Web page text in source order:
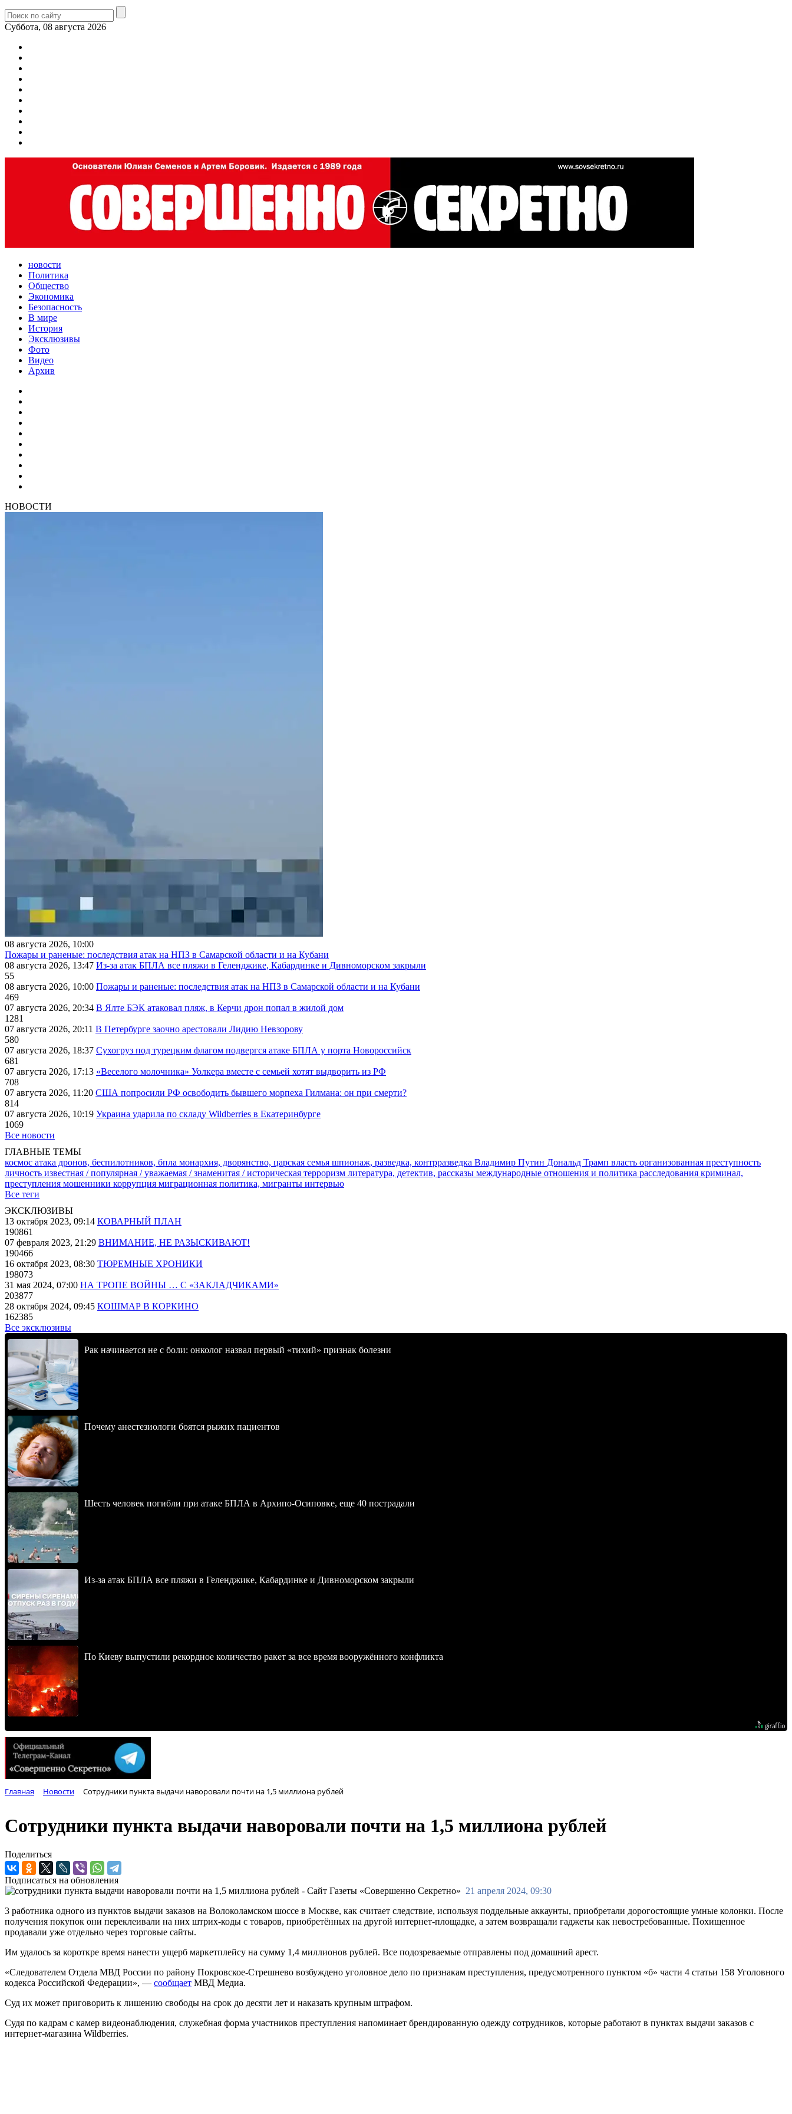
Суббота, 08 августа 2026
новости
Политика
Общество
Экономика
Безопасность
В мире
История
Эксклюзивы
Фото
Видео
Архив
НОВОСТИ
08 августа 2026, 10:00
Пожары и раненые: последствия атак на НПЗ в Самарской области и на Кубани
08 августа 2026, 13:47 Из-за атак БПЛА все пляжи в Геленджике, Кабардинке и Дивноморском закрыли
55
08 августа 2026, 10:00 Пожары и раненые: последствия атак на НПЗ в Самарской области и на Кубани
469
07 августа 2026, 20:34 В Ялте БЭК атаковал пляж, в Керчи дрон попал в жилой дом
1281
07 августа 2026, 20:11 В Петербурге заочно арестовали Лидию Невзорову
580
07 августа 2026, 18:37 Сухогруз под турецким флагом подвергся атаке БПЛА у порта Новороссийск
681
07 августа 2026, 17:13 «Веселого молочника» Уолкера вместе с семьей хотят выдворить из РФ
708
07 августа 2026, 11:20 США попросили РФ освободить бывшего морпеха Гилмана: он при смерти?
814
07 августа 2026, 10:19 Украина ударила по складу Wildberries в Екатеринбурге
1069
Все новости
ГЛАВНЫЕ ТЕМЫ
космос атака дронов, беспилотников, бпла монархия, дворянство, царская семья шпионаж, разведка, контрразведка Владимир Путин Дональд Трамп власть организованная преступность
личность известная / популярная / уважаемая / знаменитая / историческая терроризм литература, детектив, рассказы международные отношения и политика расследования криминал,
преступления мошенники коррупция миграционная политика, мигранты интервью
Все теги
ЭКСКЛЮЗИВЫ
13 октября 2023, 09:14 КОВАРНЫЙ ПЛАН
190861
07 февраля 2023, 21:29 ВНИМАНИЕ, НЕ РАЗЫСКИВАЮТ!
190466
16 октября 2023, 08:30 ТЮРЕМНЫЕ ХРОНИКИ
198073
31 мая 2024, 07:00 НА ТРОПЕ ВОЙНЫ … С «ЗАКЛАДЧИКАМИ»
203877
28 октября 2024, 09:45 КОШМАР В КОРКИНО
162385
Все эксклюзивы
Рак начинается не с боли: онколог назвал первый «тихий» признак болезни
Почему анестезиологи боятся рыжих пациентов
Шесть человек погибли при атаке БПЛА в Архипо-Осиповке, еще 40 пострадали
Из-за атак БПЛА все пляжи в Геленджике, Кабардинке и Дивноморском закрыли
По Киеву выпустили рекордное количество ракет за все время вооружённого конфликта
Главная Новости Сотрудники пункта выдачи наворовали почти на 1,5 миллиона рублей
Сотрудники пункта выдачи наворовали почти на 1,5 миллиона рублей
Поделиться
Подписаться на обновления
21 апреля 2024, 09:30
3 работника одного из пунктов выдачи заказов на Волоколамском шоссе в Москве, как считает следствие, используя поддельные аккаунты, приобретали дорогостоящие умные колонки. После
получения покупок они переклеивали на них штрих-коды с товаров, приобретённых на другой интернет-площадке, а затем возвращали гаджеты как невостребованные. Похищенное
продавали уже отдельно через торговые сайты.
Им удалось за короткре время нанести ущерб маркетплейсу на сумму 1,4 миллионов рублей. Все подозреваемые отправлены под домашний арест.
«Следователем Отдела МВД России по району Покровское-Стрешнево возбуждено уголовное дело по признакам преступления, предусмотренного пунктом «б» части 4 статьи 158 Уголовного
кодекса Российской Федерации», — сообщает МВД Медиа.
Суд их может приговорить к лишению свободы на срок до десяти лет и наказать крупным штрафом.
Судя по кадрам с камер видеонаблюдения, служебная форма участников преступления напоминает брендированную одежду сотрудников, которые работают в пунктах выдачи заказов с
интернет-магазина Wildberries.